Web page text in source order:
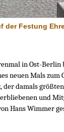
der Festung
in Ost-
neuen Mals zum
der damals
und
Hans Wimmer